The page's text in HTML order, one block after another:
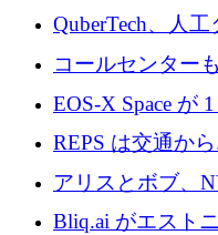
る: イノベーショ
Luxembourg
QuberTech、人
ゴムを開発する
コールセンター
EOS-X Space が
Mistral が Emmi
での完全無人道
REPS は交通か
を発電所に変え
アリスとボブ、
らの投資でシリ
Bliq.ai がエスト